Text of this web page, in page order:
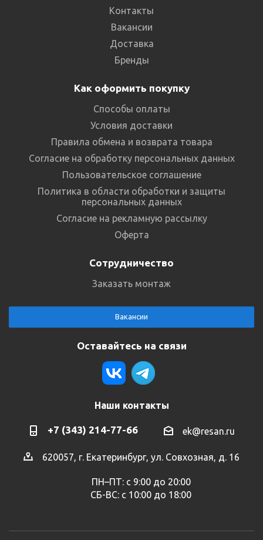
Контакты
Вакансии
Доставка
Бренды
Как оформить покупку
Способы оплаты
Условия доставки
Правила обмена и возврата товара
Согласие на обработку персональных данных
Пользовательское соглашение
Политика в области обработки и защиты
персональных данных
Согласие на рекламную рассылку
Оферта
Сотрудничество
Заказать монтаж
Вакансии
Оставайтесь на связи
Наши контакты
+7 (343) 214-77-66 ek@resan.ru
620057, г. Екатеринбург, ул. Совхозная, д. 16
ПН–ПТ: с 9:00 до 20:00
СБ-ВС: с 10:00 до 18:00